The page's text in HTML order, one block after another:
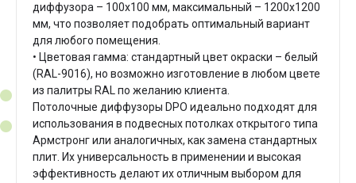
диффузора – 100х100 мм, максимальный – 1200х1200
мм, что позволяет подобрать оптимальный вариант
для любого помещения.
• Цветовая гамма: стандартный цвет окраски – белый
(RAL-9016), но возможно изготовление в любом цвете
из палитры RAL по желанию клиента.
Потолочные диффузоры DPO идеально подходят для
использования в подвесных потолках открытого типа
Армстронг или аналогичных, как замена стандартных
плит. Их универсальность в применении и высокая
эффективность делают их отличным выбором для